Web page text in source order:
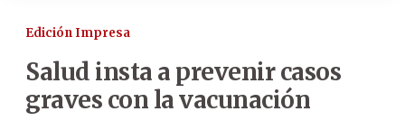
Edición Impresa
Salud insta a prevenir casos
graves con la vacunación